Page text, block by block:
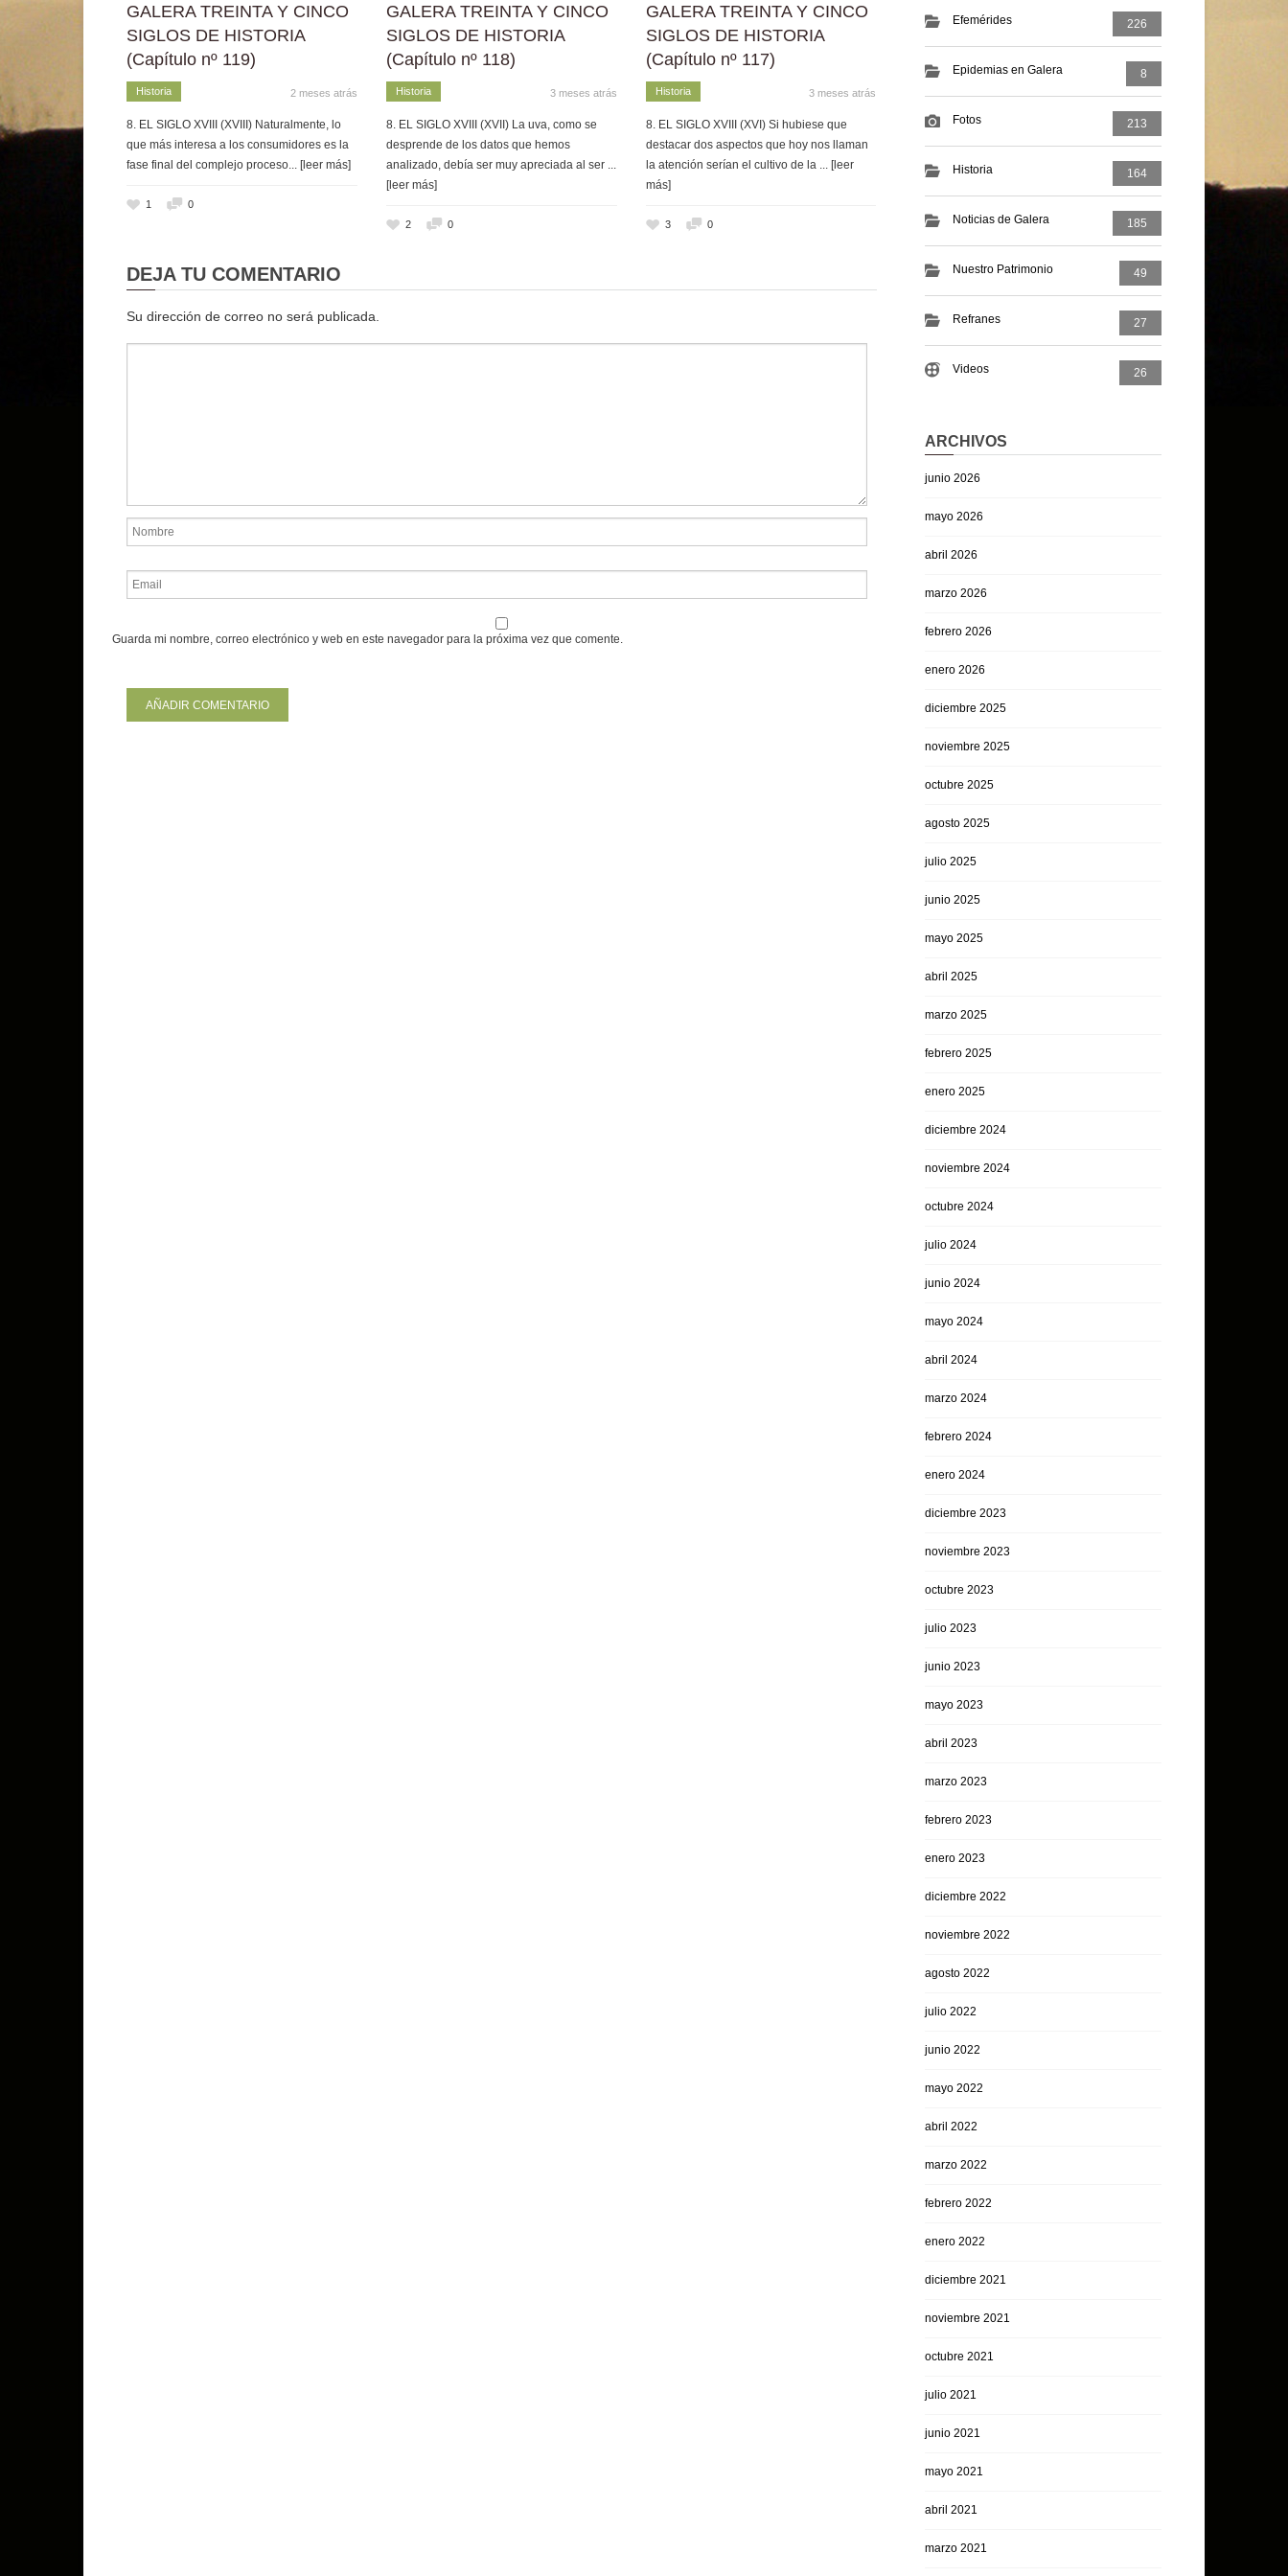
GALERA TREINTA Y CINCO
SIGLOS DE HISTORIA
(Capítulo nº 119)
Historia 2 meses atrás
8. EL SIGLO XVIII (XVIII) Naturalmente, lo
que más interesa a los consumidores es la
fase final del complejo proceso... [leer más]
1 0
GALERA TREINTA Y CINCO
SIGLOS DE HISTORIA
(Capítulo nº 118)
Historia 3 meses atrás
8. EL SIGLO XVIII (XVII) La uva, como se
desprende de los datos que hemos
analizado, debía ser muy apreciada al ser ...
[leer más]
2 0
GALERA TREINTA Y CINCO
SIGLOS DE HISTORIA
(Capítulo nº 117)
Historia 3 meses atrás
8. EL SIGLO XVIII (XVI) Si hubiese que
destacar dos aspectos que hoy nos llaman
la atención serían el cultivo de la ... [leer
más]
3 0
DEJA TU COMENTARIO
Su dirección de correo no será publicada.
Guarda mi nombre, correo electrónico y web en este navegador para la próxima vez que comente.
Efemérides 226
Epidemias en Galera 8
Fotos 213
Historia 164
Noticias de Galera 185
Nuestro Patrimonio 49
Refranes 27
Videos 26
ARCHIVOS
junio 2026
mayo 2026
abril 2026
marzo 2026
febrero 2026
enero 2026
diciembre 2025
noviembre 2025
octubre 2025
agosto 2025
julio 2025
junio 2025
mayo 2025
abril 2025
marzo 2025
febrero 2025
enero 2025
diciembre 2024
noviembre 2024
octubre 2024
julio 2024
junio 2024
mayo 2024
abril 2024
marzo 2024
febrero 2024
enero 2024
diciembre 2023
noviembre 2023
octubre 2023
julio 2023
junio 2023
mayo 2023
abril 2023
marzo 2023
febrero 2023
enero 2023
diciembre 2022
noviembre 2022
agosto 2022
julio 2022
junio 2022
mayo 2022
abril 2022
marzo 2022
febrero 2022
enero 2022
diciembre 2021
noviembre 2021
octubre 2021
julio 2021
junio 2021
mayo 2021
abril 2021
marzo 2021